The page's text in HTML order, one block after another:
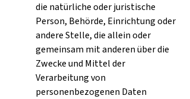
die natürliche oder juristische
Person, Behörde, Einrichtung oder
andere Stelle, die allein oder
gemeinsam mit anderen über die
Zwecke und Mittel der
Verarbeitung von
personenbezogenen Daten